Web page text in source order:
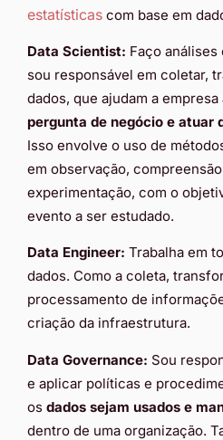
estatísticas com base em
Data Scientist: Faço
sou responsável em coletar,
dados, que ajudam a empresa
pergunta de negócio e atuar
Isso envolve o uso de
em observação,
experimentação, com o
evento a ser estudado.
Data Engineer: Trabalha em
dados. Como a coleta,
processamento de
criação da infraestrutura.
Data Governance: Sou
e aplicar políticas e
os dados sejam usados e
dentro de uma organização.